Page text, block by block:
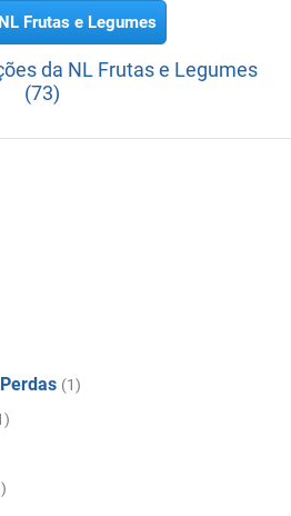
Frutas e Legumes
da NL Frutas e Legumes
(73)
(1)